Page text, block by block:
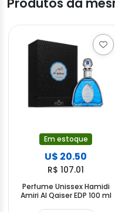
Em estoque
U$ 20.50
R$ 107.01
Perfume Unissex Hamidi
Amiri Al Qaiser EDP 100 ml